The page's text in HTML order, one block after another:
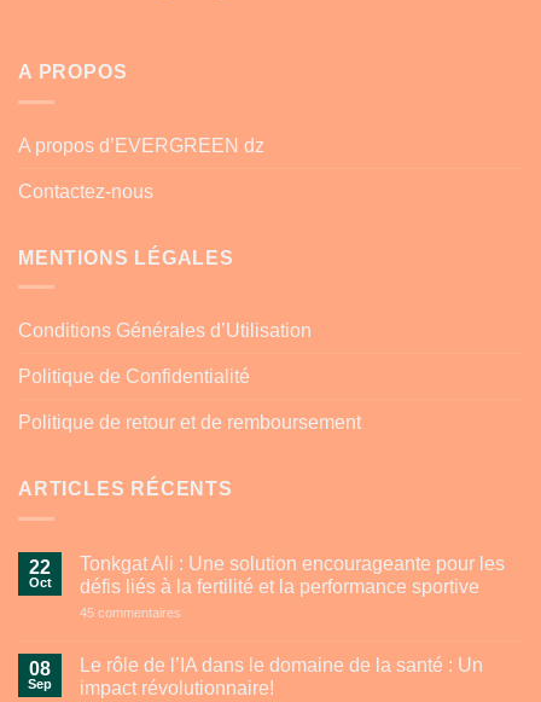
A PROPOS
A propos d’EVERGREEN dz
Contactez-nous
MENTIONS LÉGALES
Conditions Générales d’Utilisation
Politique de Confidentialité
Politique de retour et de remboursement
ARTICLES RÉCENTS
22
Oct
Tonkgat Ali : Une solution encourageante pour les
défis liés à la fertilité et la performance sportive
45 commentaires
:
Une
solution
08
Sep
Le rôle de l’IA dans le domaine de la santé : Un
impact révolutionnaire!